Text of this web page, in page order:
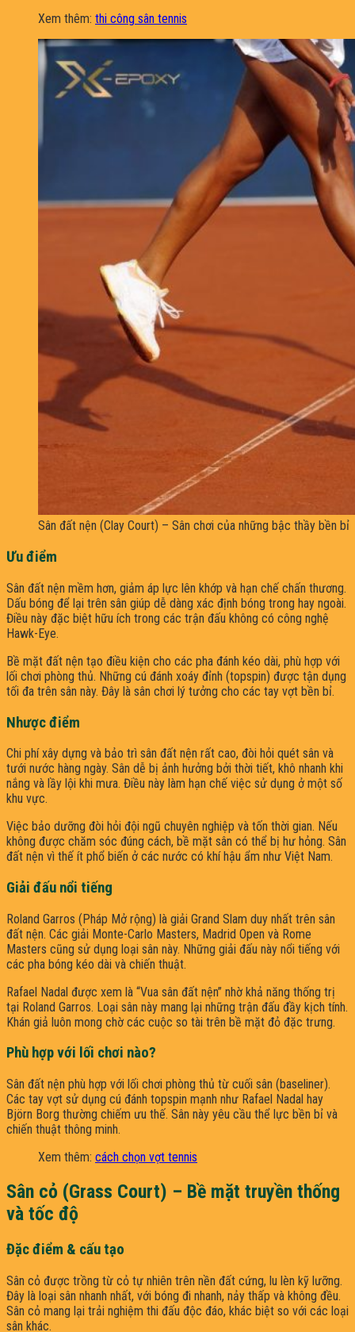
Xem thêm: thi công sân tennis
Sân đất nện (Clay Court) – Sân chơi của những bậc thầy bền bỉ
Ưu điểm
Sân đất nện mềm hơn, giảm áp lực lên khớp và hạn chế chấn thương.
Dấu bóng để lại trên sân giúp dễ dàng xác định bóng trong hay ngoài.
Điều này đặc biệt hữu ích trong các trận đấu không có công nghệ
Hawk-Eye.
Bề mặt đất nện tạo điều kiện cho các pha đánh kéo dài, phù hợp với
lối chơi phòng thủ. Những cú đánh xoáy đỉnh (topspin) được tận dụng
tối đa trên sân này. Đây là sân chơi lý tưởng cho các tay vợt bền bỉ.
Nhược điểm
Chi phí xây dựng và bảo trì sân đất nện rất cao, đòi hỏi quét sân và
tưới nước hàng ngày. Sân dễ bị ảnh hưởng bởi thời tiết, khô nhanh khi
nắng và lầy lội khi mưa. Điều này làm hạn chế việc sử dụng ở một số
khu vực.
Việc bảo dưỡng đòi hỏi đội ngũ chuyên nghiệp và tốn thời gian. Nếu
không được chăm sóc đúng cách, bề mặt sân có thể bị hư hỏng. Sân
đất nện vì thế ít phổ biến ở các nước có khí hậu ẩm như Việt Nam.
Giải đấu nổi tiếng
Roland Garros (Pháp Mở rộng) là giải Grand Slam duy nhất trên sân
đất nện. Các giải Monte-Carlo Masters, Madrid Open và Rome
Masters cũng sử dụng loại sân này. Những giải đấu này nổi tiếng với
các pha bóng kéo dài và chiến thuật.
Rafael Nadal được xem là “Vua sân đất nện” nhờ khả năng thống trị
tại Roland Garros. Loại sân này mang lại những trận đấu đầy kịch tính.
Khán giả luôn mong chờ các cuộc so tài trên bề mặt đỏ đặc trưng.
Phù hợp với lối chơi nào?
Sân đất nện phù hợp với lối chơi phòng thủ từ cuối sân (baseliner).
Các tay vợt sử dụng cú đánh topspin mạnh như Rafael Nadal hay
Björn Borg thường chiếm ưu thế. Sân này yêu cầu thể lực bền bỉ và
chiến thuật thông minh.
Xem thêm: cách chọn vợt tennis
Sân cỏ (Grass Court) – Bề mặt truyền thống
và tốc độ
Đặc điểm & cấu tạo
Sân cỏ được trồng từ cỏ tự nhiên trên nền đất cứng, lu lèn kỹ lưỡng.
Đây là loại sân nhanh nhất, với bóng đi nhanh, nảy thấp và không đều.
Sân cỏ mang lại trải nghiệm thi đấu độc đáo, khác biệt so với các loại
sân khác.